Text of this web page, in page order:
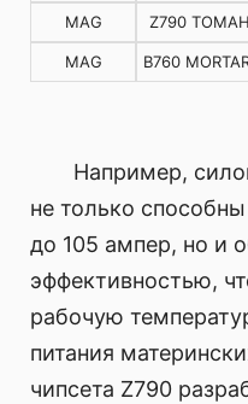
MAG Z790
MAG B760
Например,
не только
до 105 ампер, но и
эффективностью,
рабочую
питания
чипсета Z790